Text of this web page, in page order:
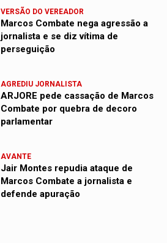
VERSÃO DO VEREADOR
Marcos Combate nega agressão a
jornalista e se diz vítima de
perseguição
AGREDIU JORNALISTA
ARJORE pede cassação de Marcos
Combate por quebra de decoro
parlamentar
AVANTE
Jair Montes repudia ataque de
Marcos Combate a jornalista e
defende apuração